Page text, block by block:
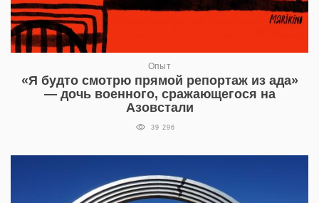
Опыт
«Я будто смотрю прямой репортаж из ада»
— дочь военного, сражающегося на
Азовстали
39 296